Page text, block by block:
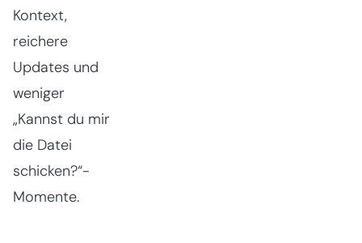
Kontext,
reichere
Updates und
weniger
„Kannst du mir
die Datei
schicken?“-
Momente.